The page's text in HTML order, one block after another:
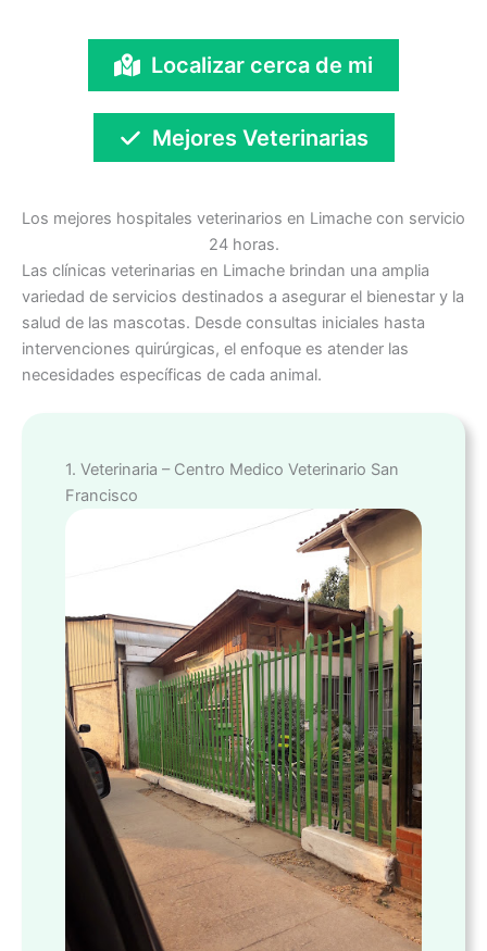
Localizar cerca de mi
Mejores Veterinarias
Los mejores hospitales veterinarios en Limache con servicio
24 horas.
Las clínicas veterinarias en Limache brindan una amplia
variedad de servicios destinados a asegurar el bienestar y la
salud de las mascotas. Desde consultas iniciales hasta
intervenciones quirúrgicas, el enfoque es atender las
necesidades específicas de cada animal.
1. Veterinaria – Centro Medico Veterinario San
Francisco